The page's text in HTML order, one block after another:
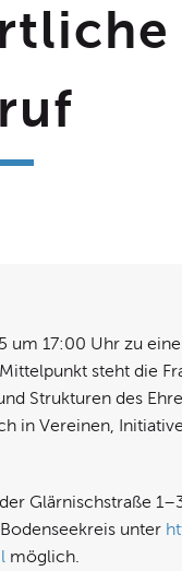
um 17:00 Uhr zu
steht die
Strukturen des
in Vereinen,
Glärnischstraße
unter
möglich.